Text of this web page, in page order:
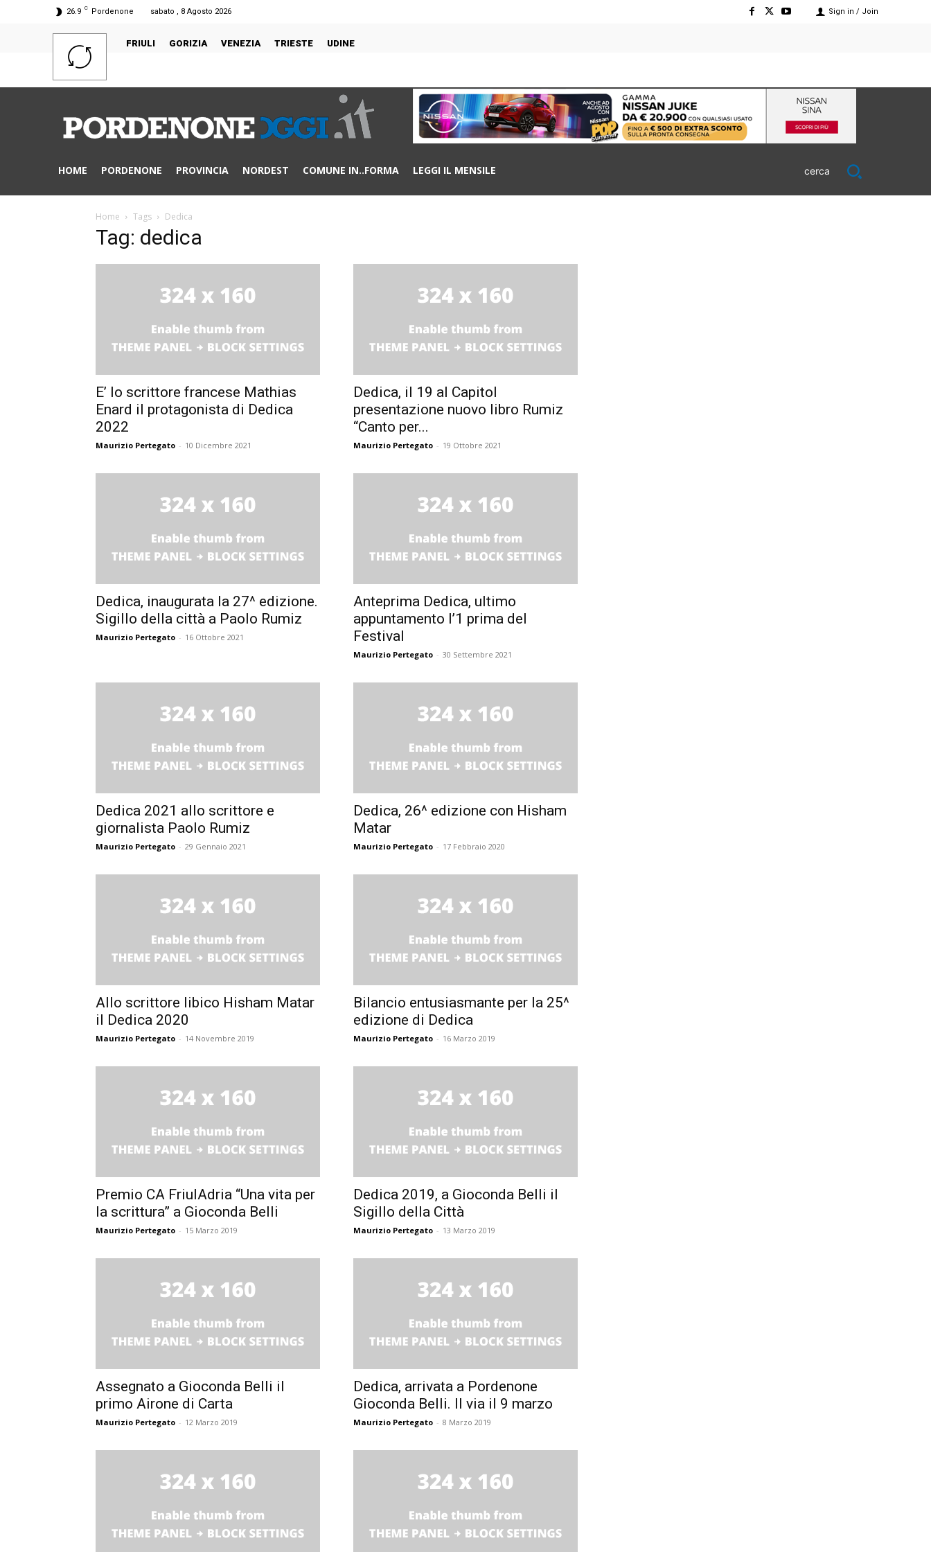
26.9 C Pordenone sabato , 8 Agosto 2026 Sign in / Join
FRIULI GORIZIA VENEZIA TRIESTE UDINE
HOME PORDENONE PROVINCIA NORDEST COMUNE IN..FORMA LEGGI IL MENSILE cerca
Home Tags Dedica
Tag: dedica
E’ lo scrittore francese Mathias
Enard il protagonista di Dedica
2022
Maurizio Pertegato - 10 Dicembre 2021
Dedica, il 19 al Capitol
presentazione nuovo libro Rumiz
“Canto per...
Maurizio Pertegato - 19 Ottobre 2021
Dedica, inaugurata la 27^ edizione.
Sigillo della città a Paolo Rumiz
Maurizio Pertegato - 16 Ottobre 2021
Anteprima Dedica, ultimo
appuntamento l’1 prima del
Festival
Maurizio Pertegato - 30 Settembre 2021
Dedica 2021 allo scrittore e
giornalista Paolo Rumiz
Maurizio Pertegato - 29 Gennaio 2021
Dedica, 26^ edizione con Hisham
Matar
Maurizio Pertegato - 17 Febbraio 2020
Allo scrittore libico Hisham Matar
il Dedica 2020
Maurizio Pertegato - 14 Novembre 2019
Bilancio entusiasmante per la 25^
edizione di Dedica
Maurizio Pertegato - 16 Marzo 2019
Premio CA FriulAdria “Una vita per
la scrittura” a Gioconda Belli
Maurizio Pertegato - 15 Marzo 2019
Dedica 2019, a Gioconda Belli il
Sigillo della Città
Maurizio Pertegato - 13 Marzo 2019
Assegnato a Gioconda Belli il
primo Airone di Carta
Maurizio Pertegato - 12 Marzo 2019
Dedica, arrivata a Pordenone
Gioconda Belli. Il via il 9 marzo
Maurizio Pertegato - 8 Marzo 2019